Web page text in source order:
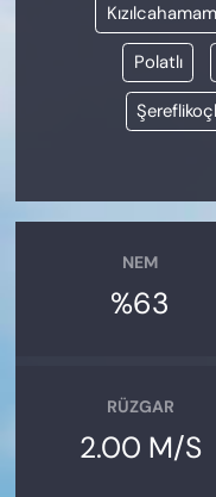
Kızılcahamam
Polatlı
NEM
%63
RÜZGAR
2.00 M/S